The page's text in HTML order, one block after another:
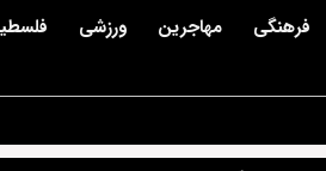
فرهنگی مهاجرین ورزشی